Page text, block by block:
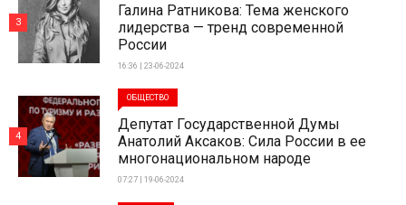
Галина Ратникова: Тема женского
лидерства — тренд современной
России
16:36 | 23-06-2024
3
ОБЩЕСТВО
Депутат Государственной Думы
Анатолий Аксаков: Сила России в ее
многонациональном народе
07:27 | 19-06-2024
4